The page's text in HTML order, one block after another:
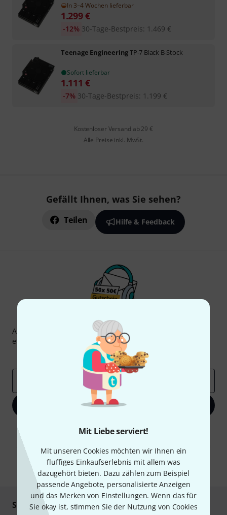
Mit Liebe serviert!
Mit unseren Cookies möchten wir Ihnen ein
fluffiges Einkaufserlebnis mit allem was
dazugehört bieten. Dazu zählen zum Beispiel
passende Angebote, personalisierte Anzeigen
und das Merken von Einstellungen. Wenn das für
Sie okay ist, stimmen Sie der Nutzung von Cookies
In 3–4 Wochen lieferbar
1.299€
30-Tage-Bestpreis: 1.469 €
-12%
Teenage EngineeringTP-7 Black B-Stock
Sofort lieferbar
1.111 €
30-Tage-Bestpreis: 1.199 €
-7%
Kostenloser Versand ab 29 €
Alle Preise inkl. MwSt.
Gefällt Ihnen, was Sie sehen?
Teilen Hilfe & Feedback
Thomann Newsletter
Abonniere den Thomann Newsletter und gewinne mit
etwas Glück einen von
50 Gutscheinen
Inspirierende Beiträge
Deals Thomann Insights
Jetzt anmelden
Mit Klick auf „Jetzt anmelden“ stimmen Sie dem Erhalt von E-Mail-
Werbung und einer Messung des E-Mail-Nutzungsverhaltens zu. Die
Abmeldung ist jederzeit möglich. Weitere Informationen finden Sie in
unserenDatenschutzhinweisen.
* Pflichtfeld
Sicher einkaufen & bezahlen